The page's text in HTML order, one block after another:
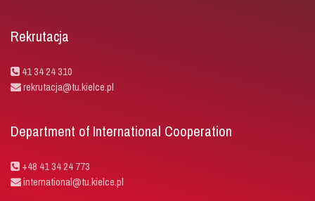
Rekrutacja
41 34 24 310
rekrutacja@tu.kielce.pl
Department of International Cooperation
+48 41 34 24 773
international@tu.kielce.pl